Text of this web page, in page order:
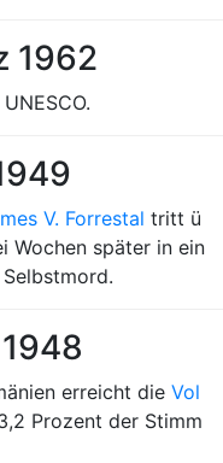
1962
V. Forrestal tritt ü
Wochen später in ein
erreicht die Vol
Prozent der Stimm